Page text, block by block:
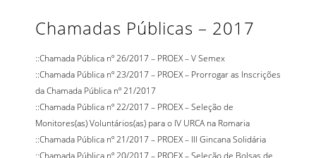
Chamadas Públicas – 2017
::Chamada Pública nº 26/2017 – PROEX – V Semex
::Chamada Pública nº 23/2017 – PROEX – Prorrogar as Inscrições
da Chamada Pública nº 21/2017
::Chamada Pública nº 22/2017 – PROEX – Seleção de
Monitores(as) Voluntários(as) para o IV URCA na Romaria
::Chamada Pública nº 21/2017 – PROEX – III Gincana Solidária
::Chamada Pública nº 20/2017 – PROEX – Seleção de Bolsas de